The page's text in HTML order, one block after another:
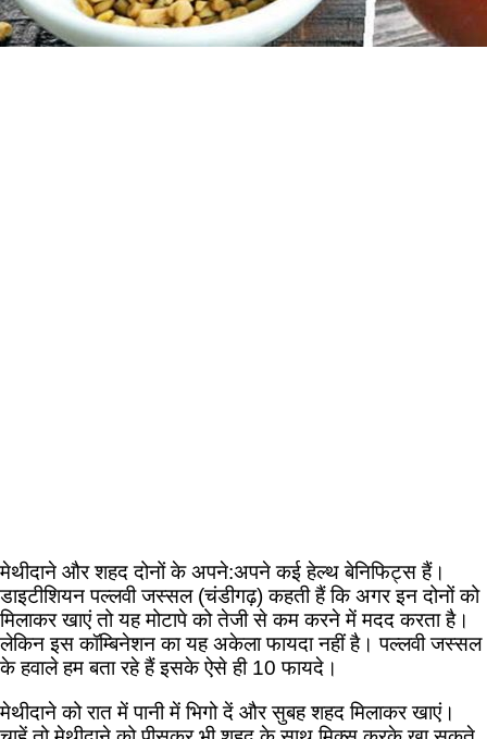
मेथीदाने और शहद दोनों के अपने:अपने कई हेल्थ बेनिफिट्स हैं।
डाइटीशियन पल्लवी जस्सल (चंडीगढ़) कहती हैं कि अगर इन दोनों को
मिलाकर खाएं तो यह मोटापे को तेजी से कम करने में मदद करता है।
लेकिन इस कॉम्बिनेशन का यह अकेला फायदा नहीं है। पल्लवी जस्सल
के हवाले हम बता रहे हैं इसके ऐसे ही 10 फायदे।
मेथीदाने को रात में पानी में भिगो दें और सुबह शहद मिलाकर खाएं।